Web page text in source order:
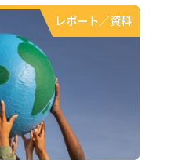
レポート／資料